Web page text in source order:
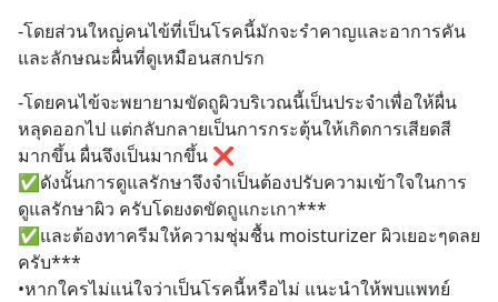
-โดยส่วนใหญ่คนไข้ที่เป็นโรคนี้มักจะรำคาญและอาการคัน
และลักษณะผื่นที่ดูเหมือนสกปรก
-โดยคนไข้จะพยายามขัดถูผิวบริเวณนี้เป็นประจำเพื่อให้ผื่น
หลุดออกไป แต่กลับกลายเป็นการกระตุ้นให้เกิดการเสียดสี
มากขึ้น ผื่นจึงเป็นมากขึ้น ❌
✅ดังนั้นการดูแลรักษาจึงจำเป็นต้องปรับความเข้าใจในการ
ดูแลรักษาผิว ครับโดยงดขัดถูแกะเกา***
✅และต้องทาครีมให้ความชุ่มชื้น moisturizer ผิวเยอะๆดลย
ครับ***
•หากใครไม่แน่ใจว่าเป็นโรคนี้หรือไม่ แนะนำให้พบแพทย์